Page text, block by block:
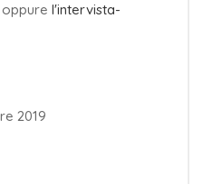
oppure l'intervista-
2019